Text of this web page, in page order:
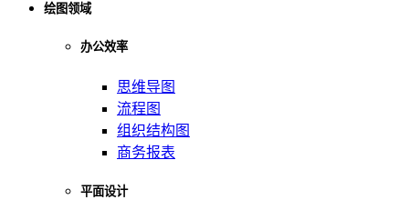
绘图领域
办公效率
思维导图
流程图
组织结构图
商务报表
平面设计